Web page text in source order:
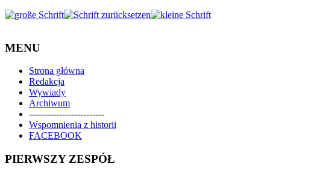
MENU
Strona główna
Redakcja
Wywiady
Archiwum
-------------------------
Wspomnienia z historii
FACEBOOK
PIERWSZY ZESPÓŁ